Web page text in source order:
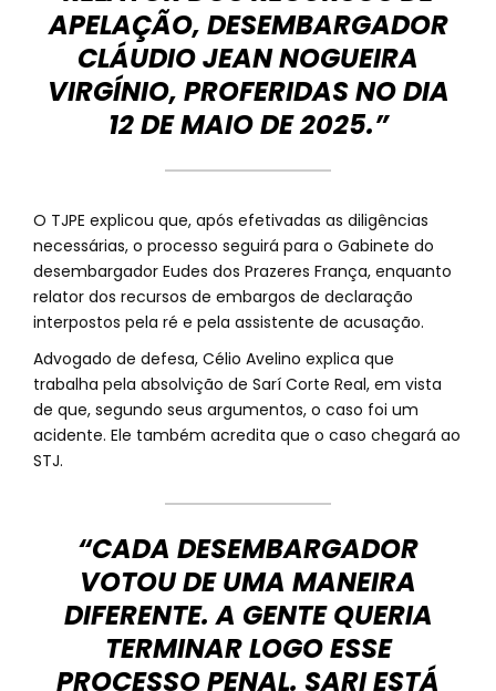
APELAÇÃO, DESEMBARGADOR
CLÁUDIO JEAN NOGUEIRA
VIRGÍNIO, PROFERIDAS NO DIA
12 DE MAIO DE 2025.”
O TJPE explicou que, após efetivadas as diligências
necessárias, o processo seguirá para o Gabinete do
desembargador Eudes dos Prazeres França, enquanto
relator dos recursos de embargos de declaração
interpostos pela ré e pela assistente de acusação.
Advogado de defesa, Célio Avelino explica que
trabalha pela absolvição de Sarí Corte Real, em vista
de que, segundo seus argumentos, o caso foi um
acidente. Ele também acredita que o caso chegará ao
STJ.
“CADA DESEMBARGADOR
VOTOU DE UMA MANEIRA
DIFERENTE. A GENTE QUERIA
TERMINAR LOGO ESSE
PROCESSO PENAL. SARI ESTÁ